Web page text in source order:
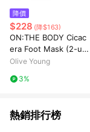
降價
$228 (降$163)
ON:THE BODY Cicac
era Foot Mask (2-us
e supply)
Olive Young
3%
熱銷排行榜